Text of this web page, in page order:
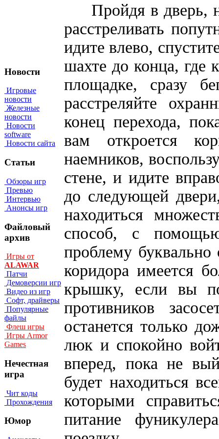
Новости
Игровые
новости
Железные
новости
Новости
software
Новости сайта
Статьи
Обзоры игр
Превью
Интервью
Анонсы игр
Файловый
архив
Игры от
ALAWAR
Патчи
Демоверсии игр
Видео из игр
Софт, драйверы
Популярные
файлы
Флеш игры
Игры Armor
Games
Нечестная
игра
Чит коды
Прохождения
Юмор
Пройдя в дверь,
расстреливать
идите влево,
шахте до конца, где
площадке, сразу
расстреляйте
конец перехода,
вам откроется
наемников,
стене, и идите
до следующей
находиться
способ, с
проблему
коридора имеется
крышку, если вы
противников
останется только
люк и спокойно
вперед, пока не
будет находиться
которыми
питание